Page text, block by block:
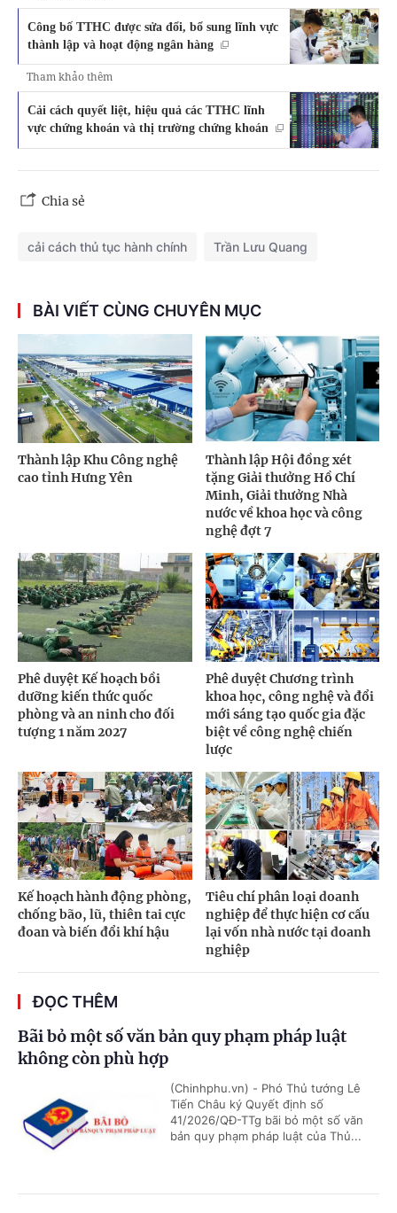
Công bố TTHC được sửa đổi, bổ sung lĩnh vực
thành lập và hoạt động ngân hàng
Tham khảo thêm
Cải cách quyết liệt, hiệu quả các TTHC lĩnh
vực chứng khoán và thị trường chứng khoán
Chia sẻ
cải cách thủ tục hành chính Trần Lưu Quang
BÀI VIẾT CÙNG CHUYÊN MỤC
Thành lập Khu Công nghệ
cao tỉnh Hưng Yên
Thành lập Hội đồng xét
tặng Giải thưởng Hồ Chí
Minh, Giải thưởng Nhà
nước về khoa học và công
nghệ đợt 7
Phê duyệt Kế hoạch bồi
dưỡng kiến thức quốc
phòng và an ninh cho đối
tượng 1 năm 2027
Phê duyệt Chương trình
khoa học, công nghệ và đổi
mới sáng tạo quốc gia đặc
biệt về công nghệ chiến
lược
Kế hoạch hành động phòng,
chống bão, lũ, thiên tai cực
đoan và biến đổi khí hậu
Tiêu chí phân loại doanh
nghiệp để thực hiện cơ cấu
lại vốn nhà nước tại doanh
nghiệp
ĐỌC THÊM
Bãi bỏ một số văn bản quy phạm pháp luật
không còn phù hợp
(Chinhphu.vn) - Phó Thủ tướng Lê
Tiến Châu ký Quyết định số
41/2026/QĐ-TTg bãi bỏ một số văn
bản quy phạm pháp luật của Thủ...